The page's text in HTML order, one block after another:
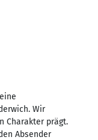
Wir
Charakter prägt.
Absender